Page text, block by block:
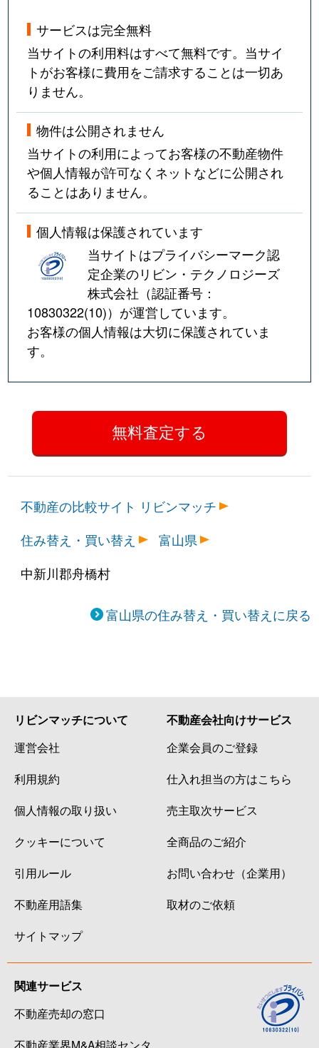
サービスは完全無料
当サイトの利用料はすべて無料です。当サイ
トがお客様に費用をご請求することは一切あ
りません。
物件は公開されません
当サイトの利用によってお客様の不動産物件
や個人情報が許可なくネットなどに公開され
ることはありません。
個人情報は保護されています
当サイトはプライバシーマーク認
定企業のリビン・テクノロジーズ
株式会社（認証番号：
10830322(10)）が運営しています。
お客様の個人情報は大切に保護されていま
す。
不動産の比較サイト リビンマッチ
住み替え・買い替え
富山県
中新川郡舟橋村
富山県の住み替え・買い替えに戻る
リビンマッチについて
運営会社
利用規約
個人情報の取り扱い
クッキーについて
引用ルール
不動産用語集
サイトマップ
不動産会社向けサービス
企業会員のご登録
仕入れ担当の方はこちら
売主取次サービス
全商品のご紹介
お問い合わせ（企業用）
取材のご依頼
関連サービス
不動産売却の窓口
不動産業界M&A相談センタ